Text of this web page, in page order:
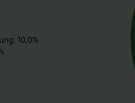
10,0%